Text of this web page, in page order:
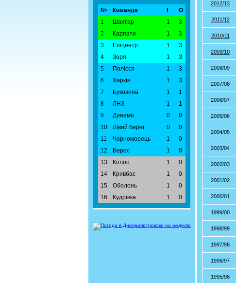
№ Команда
О
1
Шахтар 1
3
2
Карпати 1
3
3
Епіцентр 1
3
4
Зоря 1
3
5
Полісся 1
3
6
Харків 1
3
7
Буковина 1
1
8
ЛНЗ 1
1
9
Динамо 0
0
10
Лівий берег 0
0
11
Чорноморець 1
0
12
Верес 1
0
13
Колос 1
0
14
Кривбас 1
0
15
Оболонь 1
0
16
Кудрівка 1 0
2012/13
2011/12
2010/11
2009/10
2008/09
2007/08
2006/07
2005/06
2004/05
2003/04
2002/03
2001/02
2000/01
1999/00
1998/99
1997/98
1996/97
1995/96